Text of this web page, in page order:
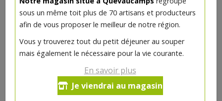
sous un même toit plus de 70 artisans et producteurs
afin de vous proposer le meilleur de notre région.
Vous y trouverez tout du petit déjeuner au souper
mais également le nécessaire pour la vie courante.
En savoir plus
Je viendrai au magasin
Céréales chocolat fourrées
noisettes et cacao bio 375g
Composition
Céréales* (44%) [farine de riz*, semoule de blé